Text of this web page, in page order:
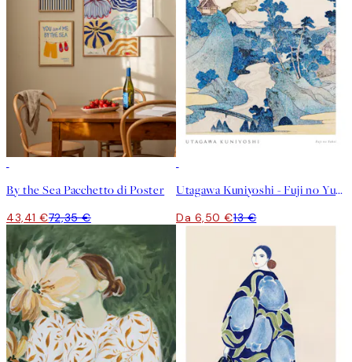
By the Sea Pacchetto di Poster
43,41 €72,35 €
Utagawa Kuniyoshi - Fuji no Yukei Poster
Da 6,50 €13 €